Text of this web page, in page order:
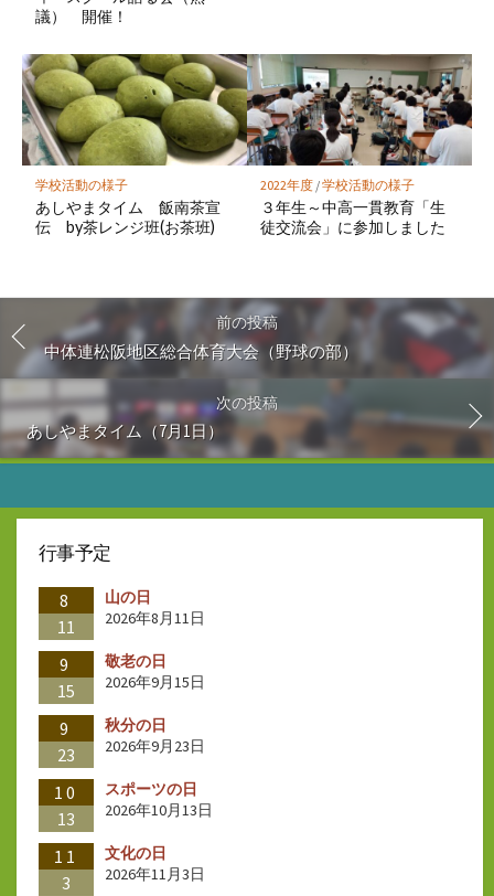
議） 開催！
学校活動の様子
あしやまタイム 飯南茶宣
伝 by茶レンジ班(お茶班)
2022年度/学校活動の様子
３年生～中高一貫教育「生
徒交流会」に参加しました
前の投稿
中体連松阪地区総合体育大会（野球の部）
次の投稿
あしやまタイム（7月1日）
行事予定
8
11
山の日
2026年8月11日
9
15
敬老の日
2026年9月15日
9
23
秋分の日
2026年9月23日
10
13
スポーツの日
2026年10月13日
11
3
文化の日
2026年11月3日